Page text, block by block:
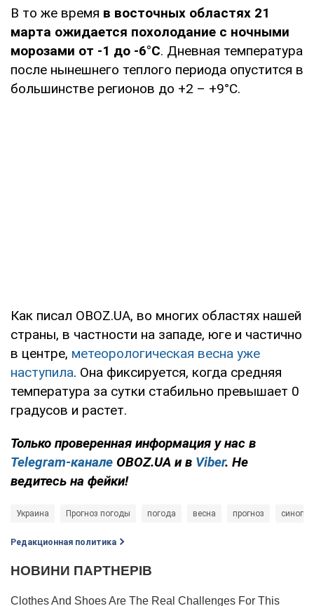
В то же время в восточных областях 21
марта ожидается похолодание с ночными
морозами от -1 до -6°C. Дневная температура
после нынешнего теплого периода опустится в
большинстве регионов до +2 – +9°C.
Как писал OBOZ.UA, во многих областях нашей
страны, в частности на западе, юге и частично
в центре, метеорологическая весна уже
наступила. Она фиксируется, когда средняя
температура за сутки стабильно превышает 0
градусов и растет.
Только проверенная информация у нас в
Telegram-канале OBOZ.UA и в Viber. Не
ведитесь на фейки!
Украина Прогноз погоды погода весна прогноз
Редакционная политика